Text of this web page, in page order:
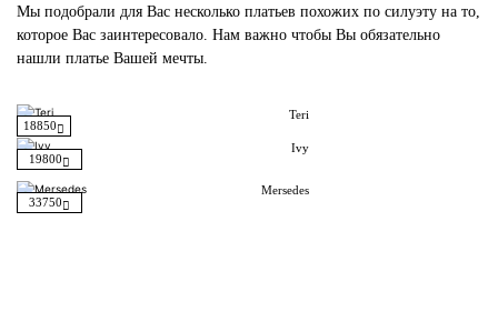
Мы подобрали для Вас несколько платьев похожих по силуэту на то,
которое Вас заинтересовало. Нам важно чтобы Вы обязательно
нашли платье Вашей мечты.
18850
Teri
19800
Ivy
33750
Mersedes